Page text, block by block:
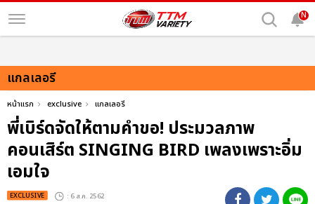
N
แกลเลอรี
หน้าแรก exclusive แกลเลอรี
พี่เบิร์ดจัดให้ตามคำขอ! ประมวลภาพ
คอนเสิร์ต SINGING BIRD เพลงเพราะอิ่ม
เอมใจ
EXCLUSIVE : 6 ส.ค. 2562